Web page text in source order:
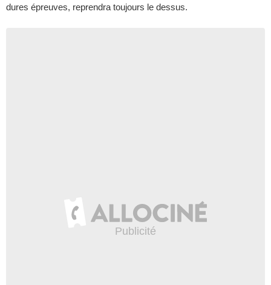
dures épreuves, reprendra toujours le dessus.